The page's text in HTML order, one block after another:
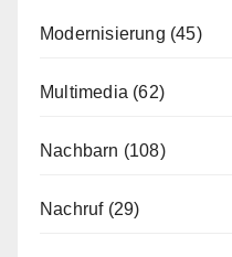
Modernisierung (45)
Multimedia (62)
Nachbarn (108)
Nachruf(29)